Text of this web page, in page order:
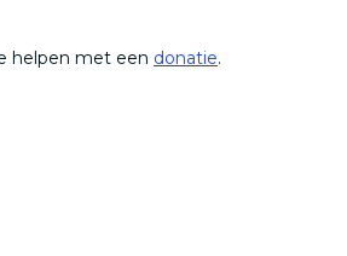
helpen met een donatie.